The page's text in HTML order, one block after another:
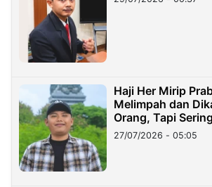
Haji Her Mirip
Melimpah dan
Orang, Tapi
27/07/2026 - 05:05